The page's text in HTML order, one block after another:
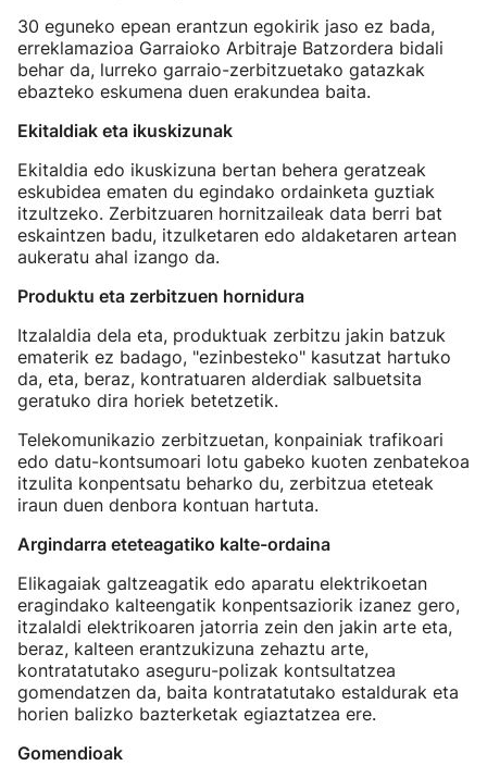
30 eguneko epean erantzun egokirik jaso ez bada,
erreklamazioa Garraioko Arbitraje Batzordera bidali
behar da, lurreko garraio-zerbitzuetako gatazkak
ebazteko eskumena duen erakundea baita.
Ekitaldiak eta ikuskizunak
Ekitaldia edo ikuskizuna bertan behera geratzeak
eskubidea ematen du egindako ordainketa guztiak
itzultzeko. Zerbitzuaren hornitzaileak data berri bat
eskaintzen badu, itzulketaren edo aldaketaren artean
aukeratu ahal izango da.
Produktu eta zerbitzuen hornidura
Itzalaldia dela eta, produktuak zerbitzu jakin batzuk
ematerik ez badago, "ezinbesteko" kasutzat hartuko
da, eta, beraz, kontratuaren alderdiak salbuetsita
geratuko dira horiek betetzetik.
Telekomunikazio zerbitzuetan, konpainiak trafikoari
edo datu-kontsumoari lotu gabeko kuoten zenbatekoa
itzulita konpentsatu beharko du, zerbitzua eteteak
iraun duen denbora kontuan hartuta.
Argindarra eteteagatiko kalte-ordaina
Elikagaiak galtzeagatik edo aparatu elektrikoetan
eragindako kalteengatik konpentsaziorik izanez gero,
itzalaldi elektrikoaren jatorria zein den jakin arte eta,
beraz, kalteen erantzukizuna zehaztu arte,
kontratatutako aseguru-polizak kontsultatzea
gomendatzen da, baita kontratatutako estaldurak eta
horien balizko bazterketak egiaztatzea ere.
Gomendioak